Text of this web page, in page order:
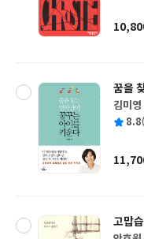
사
가
꿈을
글
쓴
김미영
출
사
평 8.8
가
고맙